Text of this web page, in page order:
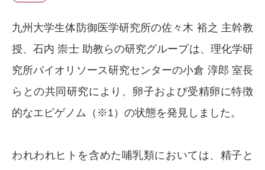
九州大学生体防御医学研究所の佐々木 裕之 主幹教
授、石内 崇士 助教らの研究グループは、理化学研
究所バイオリソース研究センターの小倉 淳郎 室長
らとの共同研究により、卵子および受精卵に特徴
的なエピゲノム（※1）の状態を発見しました。
われわれヒトを含めた哺乳類においては、精子と